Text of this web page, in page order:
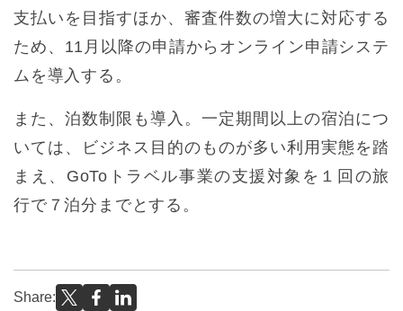
支払いを目指すほか、審査件数の増大に対応する
ため、11月以降の申請からオンライン申請システ
ムを導入する。
また、泊数制限も導入。一定期間以上の宿泊につ
いては、ビジネス目的のものが多い利用実態を踏
まえ、GoToトラベル事業の支援対象を１回の旅
行で７泊分までとする。
Share: